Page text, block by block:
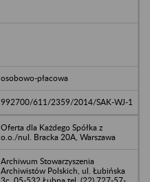
osobowo-płacowa
992700/611/2359/2014/SAK-WJ-1
Oferta dla Każdego Spółka z
o.o./nul. Bracka 20A, Warszawa
Archiwum Stowarzyszenia
Archiwistów Polskich, ul. Łubińska